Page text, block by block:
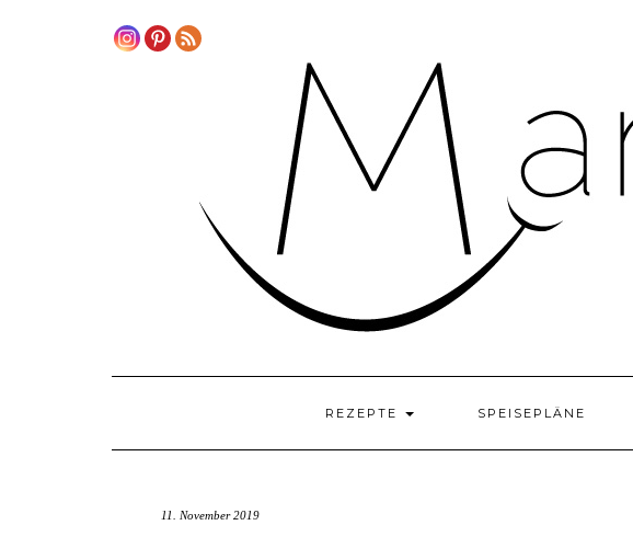
REZEPTE SPEISEPLÄNE
11. November 2019